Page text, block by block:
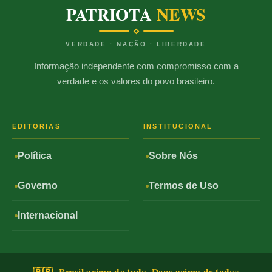
PATRIOTANEWS
VERDADE · NAÇÃO · LIBERDADE
Informação independente com compromisso com a
verdade e os valores do povo brasileiro.
EDITORIAS
Política
Governo
Internacional
INSTITUCIONAL
Sobre Nós
Termos de Uso